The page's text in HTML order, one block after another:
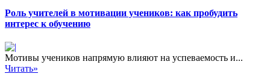
Роль учителей в мотивации учеников: как пробудить
интерес к обучению
Мотивы учеников напрямую влияют на успеваемость и...
Читать»